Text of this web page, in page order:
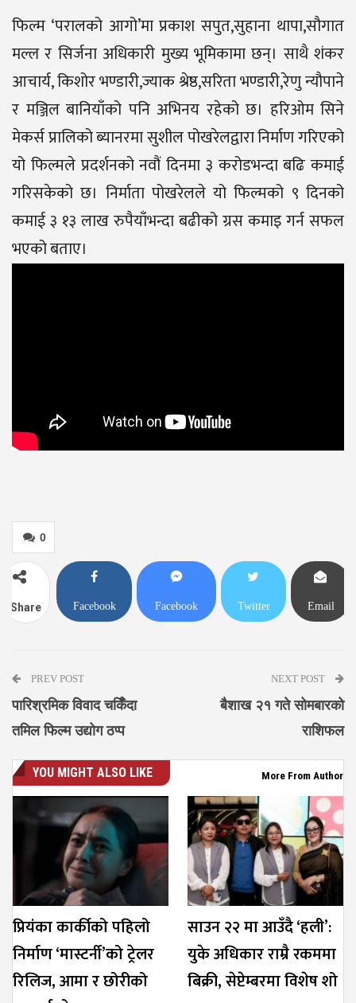
फिल्म ‘परालको आगो’मा प्रकाश सपुत,सुहाना थापा,सौगात
मल्ल र सिर्जना अधिकारी मुख्य भूमिकामा छन्। साथै शंकर
आचार्य, किशोर भण्डारी,ज्याक श्रेष्ठ,सरिता भण्डारी,रेणु न्यौपाने
र मञ्जिल बानियाँको पनि अभिनय रहेको छ। हरिओम सिने
मेकर्स प्रालिको ब्यानरमा सुशील पोखरेलद्वारा निर्माण गरिएको
यो फिल्मले प्रदर्शनको नवौं दिनमा ३ करोडभन्दा बढि कमाई
गरिसकेको छ। निर्माता पोखरेलले यो फिल्मको ९ दिनको
कमाई ३ १३ लाख रुपैयाँभन्दा बढीको ग्रस कमाइ गर्न सफल
भएको बताए।
0
Share Facebook Facebook Twitter Email
PREV POST
पारिश्रमिक विवाद चर्किँदा
तमिल फिल्म उद्योग ठप्प
NEXT POST
बैशाख २१ गते सोमबारको
राशिफल
YOU MIGHT ALSO LIKE More From Author
प्रियंका कार्कीको पहिलो
निर्माण ‘मास्टर्नी’को ट्रेलर
रिलिज, आमा र छोरीको
साउन २२ मा आउँदै ‘हली’:
युके अधिकार राम्रै रकममा
बिक्री, सेप्टेम्बरमा विशेष शो